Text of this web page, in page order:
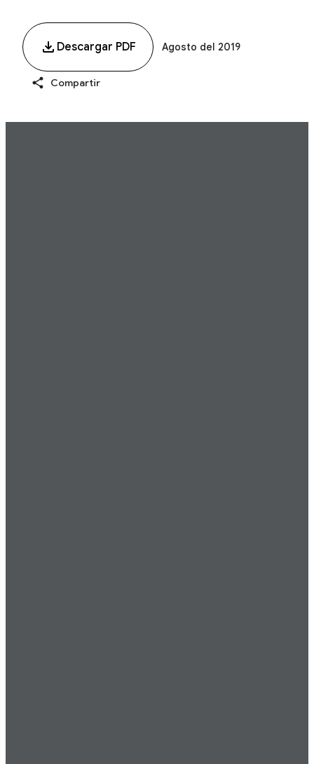
Descargar PDF Agosto del 2019
Compartir